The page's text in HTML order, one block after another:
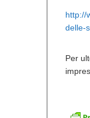
http://
delle-
Per